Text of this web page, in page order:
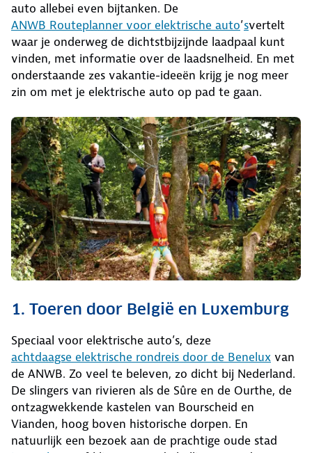
auto allebei even bijtanken. De
ANWB Routeplanner voor elektrische auto’svertelt
waar je onderweg de dichtstbijzijnde laadpaal kunt
vinden, met informatie over de laadsnelheid. En met
onderstaande zes vakantie-ideeën krijg je nog meer
zin om met je elektrische auto op pad te gaan.
1. Toeren door België en Luxemburg
Speciaal voor elektrische auto’s, deze
achtdaagse elektrische rondreis door de Benelux van
de ANWB. Zo veel te beleven, zo dicht bij Nederland.
De slingers van rivieren als de Sûre en de Ourthe, de
ontzagwekkende kastelen van Bourscheid en
Vianden, hoog boven historische dorpen. En
natuurlijk een bezoek aan de prachtige oude stad